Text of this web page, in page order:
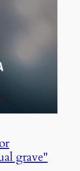
grave"